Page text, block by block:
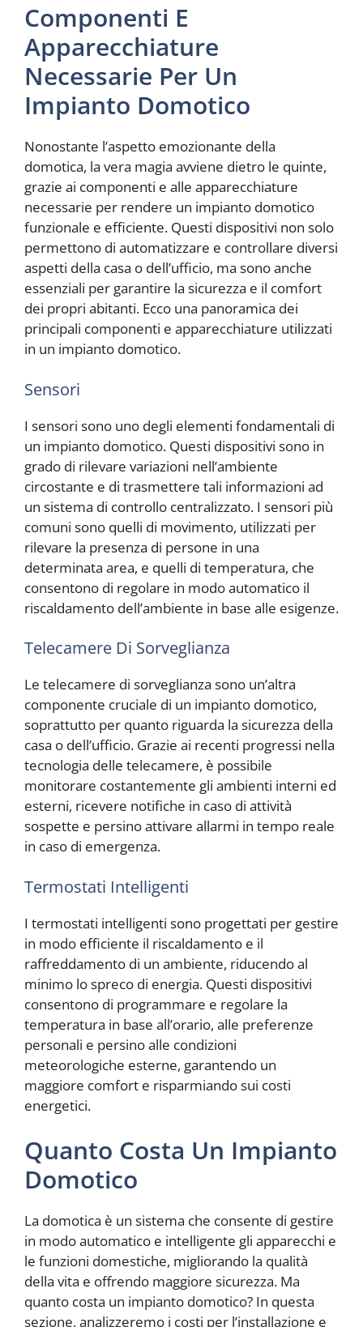
Componenti E
Apparecchiature
Necessarie Per Un
Impianto Domotico
Nonostante l’aspetto emozionante della
domotica, la vera magia avviene dietro le quinte,
grazie ai componenti e alle apparecchiature
necessarie per rendere un impianto domotico
funzionale e efficiente. Questi dispositivi non solo
permettono di automatizzare e controllare diversi
aspetti della casa o dell’ufficio, ma sono anche
essenziali per garantire la sicurezza e il comfort
dei propri abitanti. Ecco una panoramica dei
principali componenti e apparecchiature utilizzati
in un impianto domotico.
Sensori
I sensori sono uno degli elementi fondamentali di
un impianto domotico. Questi dispositivi sono in
grado di rilevare variazioni nell’ambiente
circostante e di trasmettere tali informazioni ad
un sistema di controllo centralizzato. I sensori più
comuni sono quelli di movimento, utilizzati per
rilevare la presenza di persone in una
determinata area, e quelli di temperatura, che
consentono di regolare in modo automatico il
riscaldamento dell’ambiente in base alle esigenze.
Telecamere Di Sorveglianza
Le telecamere di sorveglianza sono un’altra
componente cruciale di un impianto domotico,
soprattutto per quanto riguarda la sicurezza della
casa o dell’ufficio. Grazie ai recenti progressi nella
tecnologia delle telecamere, è possibile
monitorare costantemente gli ambienti interni ed
esterni, ricevere notifiche in caso di attività
sospette e persino attivare allarmi in tempo reale
in caso di emergenza.
Termostati Intelligenti
I termostati intelligenti sono progettati per gestire
in modo efficiente il riscaldamento e il
raffreddamento di un ambiente, riducendo al
minimo lo spreco di energia. Questi dispositivi
consentono di programmare e regolare la
temperatura in base all’orario, alle preferenze
personali e persino alle condizioni
meteorologiche esterne, garantendo un
maggiore comfort e risparmiando sui costi
energetici.
Quanto Costa Un Impianto
Domotico
La domotica è un sistema che consente di gestire
in modo automatico e intelligente gli apparecchi e
le funzioni domestiche, migliorando la qualità
della vita e offrendo maggiore sicurezza. Ma
quanto costa un impianto domotico? In questa
sezione, analizzeremo i costi per l’installazione e